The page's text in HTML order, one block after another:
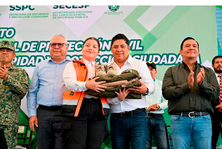
animal por unidades motorizadas
NO TE PIERDAS
Suspenden a taxistas por cobros excesivos durante
la Fenapo 2025